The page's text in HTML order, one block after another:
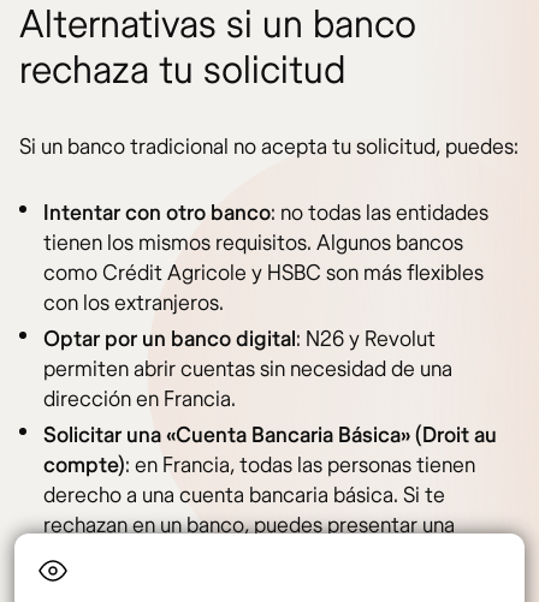
Alternativas si un banco
rechaza tu solicitud
Si un banco tradicional no acepta tu solicitud, puedes:
Intentar con otro banco: no todas las entidades
tienen los mismos requisitos. Algunos bancos
como Crédit Agricole y HSBC son más flexibles
con los extranjeros.
Optar por un banco digital: N26 y Revolut
permiten abrir cuentas sin necesidad de una
dirección en Francia.
Solicitar una «Cuenta Bancaria Básica» (Droit au
compte): en Francia, todas las personas tienen
derecho a una cuenta bancaria básica. Si te
rechazan en un banco, puedes presentar una
solicitud ante el Banco de Francia para que se te
asigne un banco que esté obligado a abrirte una